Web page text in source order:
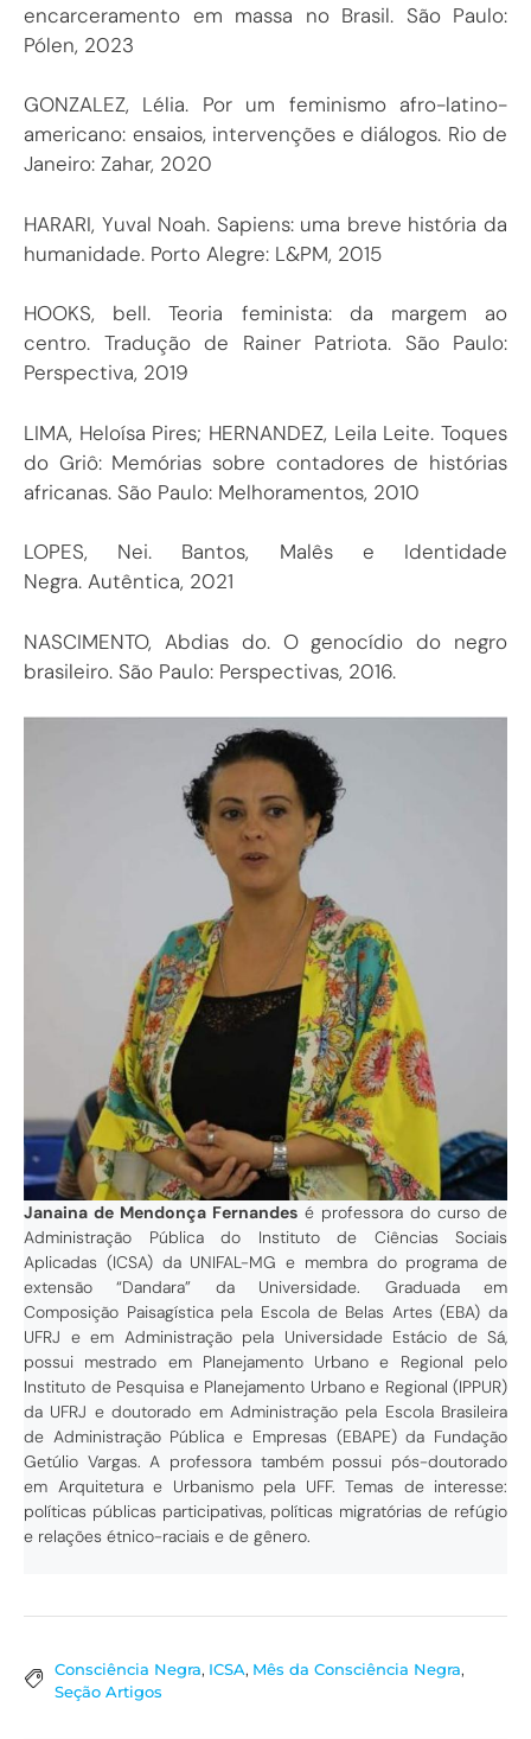
encarceramento em massa no Brasil. São Paulo:
Pólen, 2023
GONZALEZ, Lélia. Por um feminismo afro-latino-
americano: ensaios, intervenções e diálogos. Rio de
Janeiro: Zahar, 2020
HARARI, Yuval Noah. Sapiens: uma breve história da
humanidade. Porto Alegre: L&PM, 2015
HOOKS, bell. Teoria feminista: da margem ao
centro. Tradução de Rainer Patriota. São Paulo:
Perspectiva, 2019
LIMA, Heloísa Pires; HERNANDEZ, Leila Leite. Toques
do Griô: Memórias sobre contadores de histórias
africanas. São Paulo: Melhoramentos, 2010
LOPES, Nei. Bantos, Malês e Identidade
Negra. Autêntica, 2021
NASCIMENTO, Abdias do. O genocídio do negro
brasileiro. São Paulo: Perspectivas, 2016.
Janaina de Mendonça Fernandes é professora do curso de
Administração Pública do Instituto de Ciências Sociais
Aplicadas (ICSA) da UNIFAL-MG e membra do programa de
extensão “Dandara” da Universidade. Graduada em
Composição Paisagística pela Escola de Belas Artes (EBA) da
UFRJ e em Administração pela Universidade Estácio de Sá,
possui mestrado em Planejamento Urbano e Regional pelo
Instituto de Pesquisa e Planejamento Urbano e Regional (IPPUR)
da UFRJ e doutorado em Administração pela Escola Brasileira
de Administração Pública e Empresas (EBAPE) da Fundação
Getúlio Vargas. A professora também possui pós-doutorado
em Arquitetura e Urbanismo pela UFF. Temas de interesse:
políticas públicas participativas, políticas migratórias de refúgio
e relações étnico-raciais e de gênero.
Consciência Negra, ICSA, Mês da Consciência Negra,
Seção Artigos